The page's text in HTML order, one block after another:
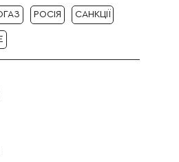
РОСІЯ САНКЦІЇ